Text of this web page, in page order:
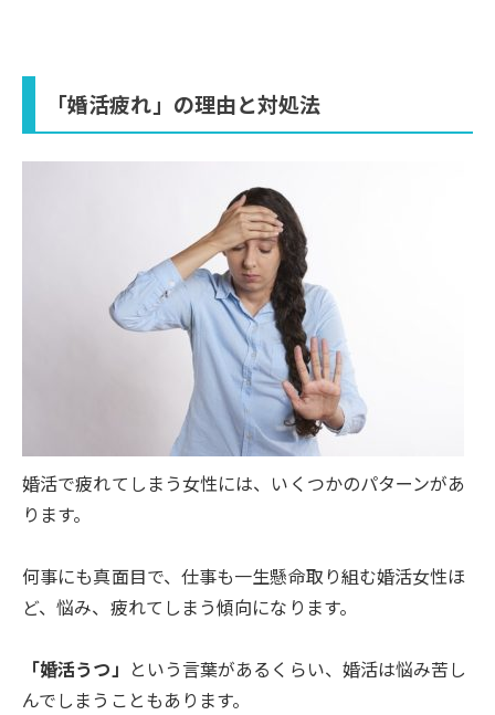
「婚活疲れ」の理由と対処法
婚活で疲れてしまう女性には、いくつかのパターンがあ
ります。
何事にも真面目で、仕事も一生懸命取り組む婚活女性ほ
ど、悩み、疲れてしまう傾向になります。
「婚活うつ」 という言葉があるくらい、婚活は悩み苦し
んでしまうこともあります。